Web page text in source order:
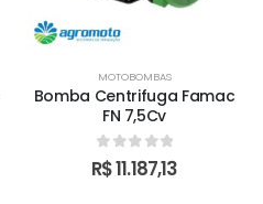
MOTOBOMBAS
Bomba Centrifuga Famac
FN 7,5Cv
0out of 5
R$11.187,13